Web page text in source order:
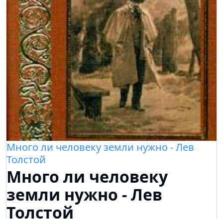
Много ли человеку земли нужно - Лев
Толстой
Много ли человеку
земли нужно - Лев
Толстой